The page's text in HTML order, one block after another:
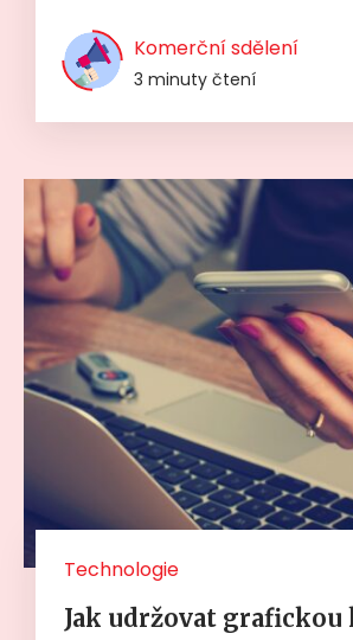
Komerční sdělení
3 minuty čtení
Technologie
Jak udržovat grafickou